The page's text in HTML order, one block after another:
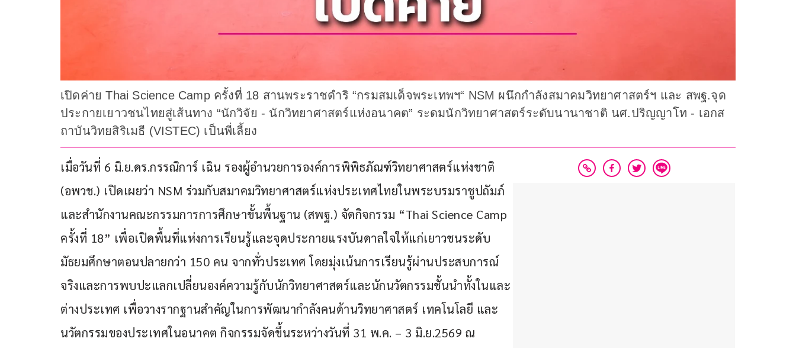
เปิดค่าย Thai Science Camp ครั้งที่ 18 สานพระราชดำริ “กรมสมเด็จพระเทพฯ“ NSM ผนึกกำลังสมาคมวิทยาศาสตร์ฯ และ สพฐ.จุด
ประกายเยาวชนไทยสู่เส้นทาง “นักวิจัย - นักวิทยาศาสตร์แห่งอนาคต” ระดมนักวิทยาศาสตร์ระดับนานาชาติ นศ.ปริญญาโท - เอกส
ถาบันวิทยสิริเมธี (VISTEC) เป็นพี่เลี้ยง
เมื่อวันที่ 6 มิ.ย.ดร.กรรณิการ์ เฉิน รองผู้อำนวยการองค์การพิพิธภัณฑ์วิทยาศาสตร์แห่งชาติ
(อพวช.) เปิดเผยว่า NSM ร่วมกับสมาคมวิทยาศาสตร์แห่งประเทศไทยในพระบรมราชูปถัมภ์
และสำนักงานคณะกรรมการการศึกษาขั้นพื้นฐาน (สพฐ.) จัดกิจกรรม “Thai Science Camp
ครั้งที่ 18” เพื่อเปิดพื้นที่แห่งการเรียนรู้และจุดประกายแรงบันดาลใจให้แก่เยาวชนระดับ
มัธยมศึกษาตอนปลายกว่า 150 คน จากทั่วประเทศ โดยมุ่งเน้นการเรียนรู้ผ่านประสบการณ์
จริงและการพบปะแลกเปลี่ยนองค์ความรู้กับนักวิทยาศาสตร์และนักนวัตกรรมชั้นนำทั้งในและ
ต่างประเทศ เพื่อวางรากฐานสำคัญในการพัฒนากำลังคนด้านวิทยาศาสตร์ เทคโนโลยี และ
นวัตกรรมของประเทศในอนาคต กิจกรรมจัดขึ้นระหว่างวันที่ 31 พ.ค. – 3 มิ.ย.2569 ณ